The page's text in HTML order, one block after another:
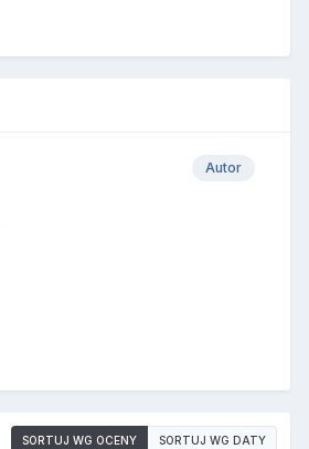
Autor
SORTUJ WG OCENY SORTUJ WG DATY